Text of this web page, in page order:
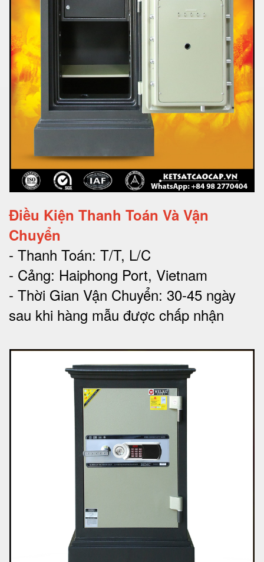
Điều Kiện Thanh Toán Và Vận
Chuyển
- Thanh Toán: T/T, L/C
- Cảng: Haiphong Port, Vietnam
- Thời Gian Vận Chuyển: 30-45 ngày
sau khi hàng mẫu được chấp nhận